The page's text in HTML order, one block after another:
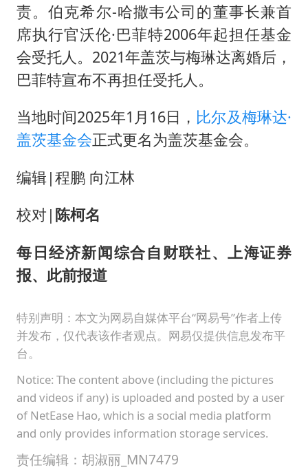
责。伯克希尔-哈撒韦公司的董事长兼首
席执行官沃伦·巴菲特2006年起担任基金
会受托人。2021年盖茨与梅琳达离婚后，
巴菲特宣布不再担任受托人。
当地时间2025年1月16日， 比尔及梅琳达·
盖茨基金会正式更名为盖茨基金会。
编辑|程鹏 向江林
校对| 陈柯名
每日经济新闻综合自财联社、上海证券
报、此前报道
特别声明：本文为网易自媒体平台“网易号”作者上传
并发布，仅代表该作者观点。网易仅提供信息发布平
台。
Notice: The content above (including the pictures
and videos if any) is uploaded and posted by a user
of NetEase Hao, which is a social media platform
and only provides information storage services.
责任编辑：胡淑丽_MN7479